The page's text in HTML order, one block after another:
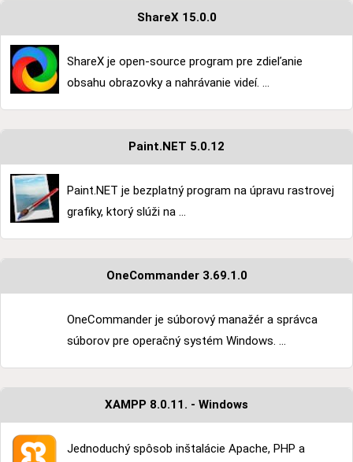
ShareX 15.0.0
ShareX je open-source program pre zdieľanie
obsahu obrazovky a nahrávanie videí. ...
Paint.NET 5.0.12
Paint.NET je bezplatný program na úpravu rastrovej
grafiky, ktorý slúži na ...
OneCommander 3.69.1.0
OneCommander je súborový manažér a správca
súborov pre operačný systém Windows. ...
XAMPP 8.0.11. - Windows
Jednoduchý spôsob inštalácie Apache, PHP a